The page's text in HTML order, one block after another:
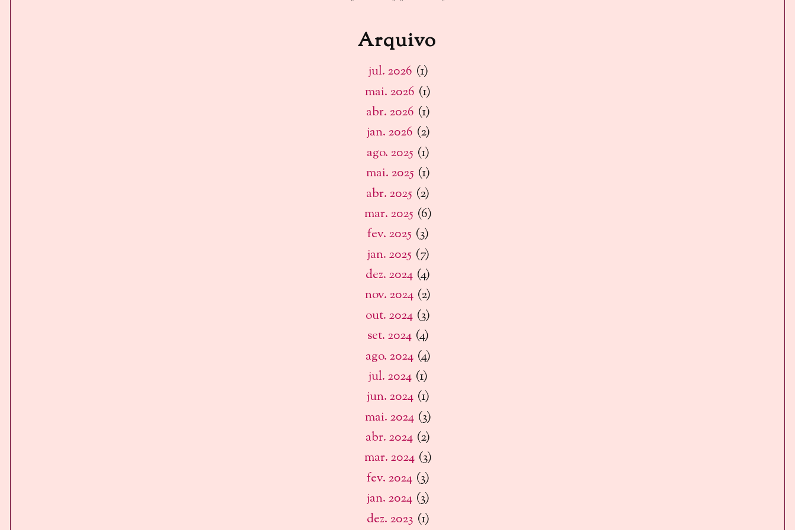
Arquivo
jul. 2026 (1)
mai. 2026 (1)
abr. 2026 (1)
jan. 2026 (2)
ago. 2025 (1)
mai. 2025 (1)
abr. 2025 (2)
mar. 2025 (6)
fev. 2025 (3)
jan. 2025 (7)
dez. 2024 (4)
nov. 2024 (2)
out. 2024 (3)
set. 2024 (4)
ago. 2024 (4)
jul. 2024 (1)
jun. 2024 (1)
mai. 2024 (3)
abr. 2024 (2)
mar. 2024 (3)
fev. 2024 (3)
jan. 2024 (3)
dez. 2023 (1)